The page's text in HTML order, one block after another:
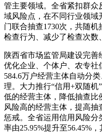
管主要领域。全省紧扣群众
域风险点，在不同行业领域
门联合抽查1730次，共随机
检查行为、减少了检查次数
陕西省市场监管局建设完善
优化企业、个体户、农专
584.6万户经营主体自动分
理。大力推行“信用+双随
低的经营主体，降低抽查比
风险高的经营主体，提高
惩戒。全省运用信用风险
率由25.95%提升至56.45%